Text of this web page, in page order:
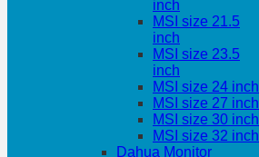
inch
MSI size 21.5
inch
MSI size 23.5
inch
MSI size 24 inch
MSI size 27 inch
MSI size 30 inch
MSI size 32 inch
Dahua Monitor